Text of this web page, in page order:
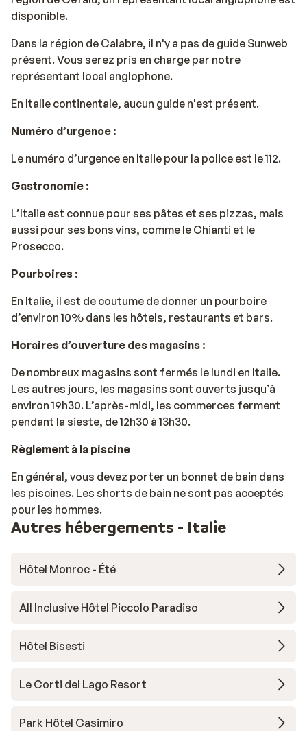
disponible.
Dans la région de Calabre, il n'y a pas de guide Sunweb
présent. Vous serez pris en charge par notre
représentant local anglophone.
En Italie continentale, aucun guide n'est présent.
Numéro d’urgence :
Le numéro d’urgence en Italie pour la police est le 112.
Gastronomie :
L’Italie est connue pour ses pâtes et ses pizzas, mais
aussi pour ses bons vins, comme le Chianti et le
Prosecco.
Pourboires :
En Italie, il est de coutume de donner un pourboire
d’environ 10% dans les hôtels, restaurants et bars.
Horaires d’ouverture des magasins :
De nombreux magasins sont fermés le lundi en Italie.
Les autres jours, les magasins sont ouverts jusqu’à
environ 19h30. L’après-midi, les commerces ferment
pendant la sieste, de 12h30 à 13h30.
Règlement à la piscine
En général, vous devez porter un bonnet de bain dans
les piscines. Les shorts de bain ne sont pas acceptés
pour les hommes.
Autres hébergements - Italie
Hôtel Monroc - Été
All Inclusive Hôtel Piccolo Paradiso
Hôtel Bisesti
Le Corti del Lago Resort
Park Hôtel Casimiro